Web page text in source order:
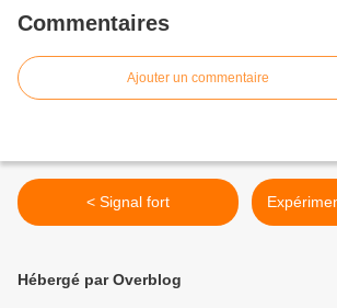
Commentaires
Ajouter un commentaire
< Signal fort
Hébergé par Overblog